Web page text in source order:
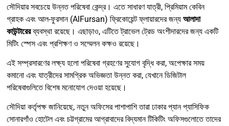
সৌদিয়ার সবচেয়ে উন্নত পরিষেবা কেন্দ্র। এতে সাধারণ যাত্রী, প্রিমিয়াম কেবিন
গ্রাহক এবং আল-ফুরসান (AlFursan) ফ্রিকোয়েন্ট ফ্লায়ারদের জন্য আলাদা
কাউন্টারেরব্যবস্থা রয়েছে। এছাড়াও, এটিতে ট্রাভেল ট্রেড অংশীদারদের জন্য একটি
মিটিং স্পেস এবং প্রশিক্ষণ ও সম্মেলন কক্ষও রয়েছে।
এই সম্প্রসারণের লক্ষ্য হলো পরিষেবা গ্রহণের সুযোগ বৃদ্ধি করা, অপেক্ষার সময়
কমানো এবং যাত্রীদের সামগ্রিক অভিজ্ঞতা উন্নত করা, যেখানে ডিজিটাল
পরিষেবাগুলিতে বিশেষ মনোযোগ দেওয়া হয়েছে।
সৌদিয়া কর্তৃপক্ষ জানিয়েছে, নতুন অফিসের পাশাপাশি তারা ঢাকার প্যান প্যাসিফিক
সোনারগাঁও হোটেল এবং চট্টগ্রামের আগ্রাবাদের বিদ্যমান টিকিটিং অফিসগুলোতে তাদের